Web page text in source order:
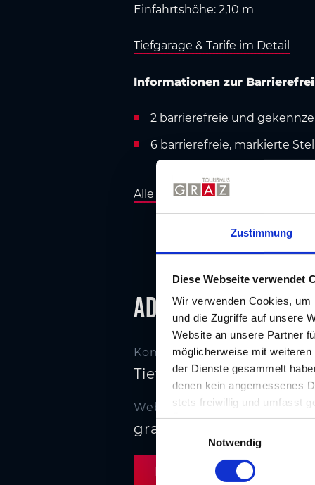
Zustimmung
Diese Webseite verwendet
Wir verwenden Cookies,
und die Zugriffe auf unsere
Website an unsere Partner
möglicherweise mit
der Dienste gesammelt
denen kein angemessenes
stets freiwillig und umfasst
Übermittlungen an
unserer Website nicht
E
w
Notwendig
Einfahrtshöhe: 2,10 m
Tiefgarage & Tarife im Detail
Informationen zur
2 barrierefreie und
6 barrierefreie, markierte
Alle Tiefgaragen und
Adresse
Kontakt
Tiefgarage Stadion
Website
granit-immobilien.at/
Routenplaner